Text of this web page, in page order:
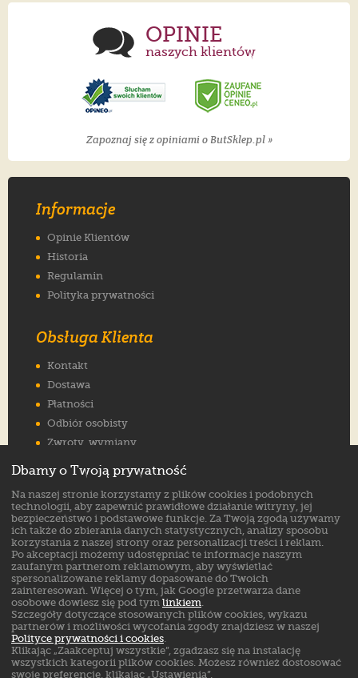
OPINIE
naszych klientów
Zapoznaj się z opiniami o ButSklep.pl »
Informacje
Opinie Klientów
Historia
Regulamin
Polityka prywatności
Obsługa Klienta
Kontakt
Dostawa
Płatności
Odbiór osobisty
Zwroty, wymiany
Jak wybrać rozmiar
FAQ
Znajdź nas na:
Dbamy o Twoją prywatność
Na naszej stronie korzystamy z plików cookies i podobnych
technologii, aby zapewnić prawidłowe działanie witryny, jej
bezpieczeństwo i podstawowe funkcje. Za Twoją zgodą używamy
ich także do zbierania danych statystycznych, analizy sposobu
korzystania z naszej strony oraz personalizacji treści i reklam.
Po akceptacji możemy udostępniać te informacje naszym
zaufanym partnerom reklamowym, aby wyświetlać
spersonalizowane reklamy dopasowane do Twoich
zainteresowań. Więcej o tym, jak Google przetwarza dane
osobowe dowiesz się pod tym linkiem.
Szczegóły dotyczące stosowanych plików cookies, wykazu
partnerów i możliwości wycofania zgody znajdziesz w naszej
Polityce prywatności i cookies.
Klikając „Zaakceptuj wszystkie”, zgadzasz się na instalację
wszystkich kategorii plików cookies. Możesz również dostosować
swoje preferencje, klikając „Ustawienia”.